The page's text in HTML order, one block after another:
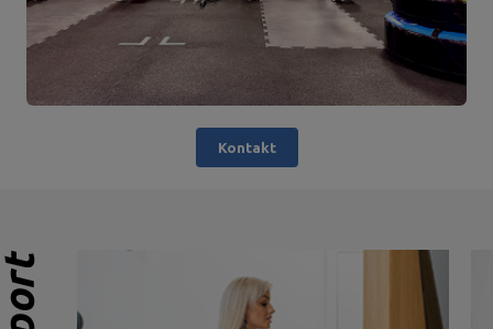
Kontakt